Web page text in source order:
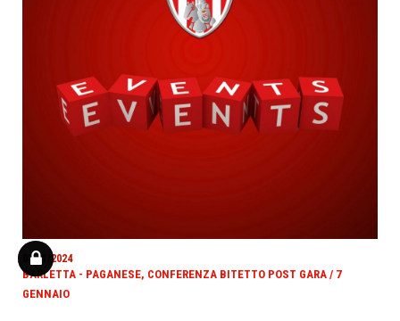
07/01/2024
BARLETTA - PAGANESE, CONFERENZA BITETTO POST GARA / 7
GENNAIO